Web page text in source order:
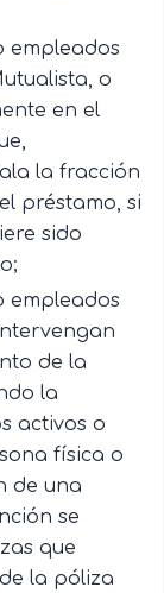
empleados
o
en el
la fracción
préstamo, si
sido
empleados
de la
la
activos o
física o
de una
se
que
la póliza